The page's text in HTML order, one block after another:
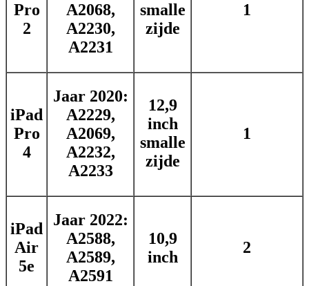
Pro
2
A2068,
A2230,
A2231
smalle
zijde
1
iPad
Pro
4
Jaar 2020:
A2229,
A2069,
A2232,
A2233
12,9
inch
smalle
zijde
1
iPad
Air
5e
Jaar 2022:
A2588,
A2589,
A2591
10,9
inch
2